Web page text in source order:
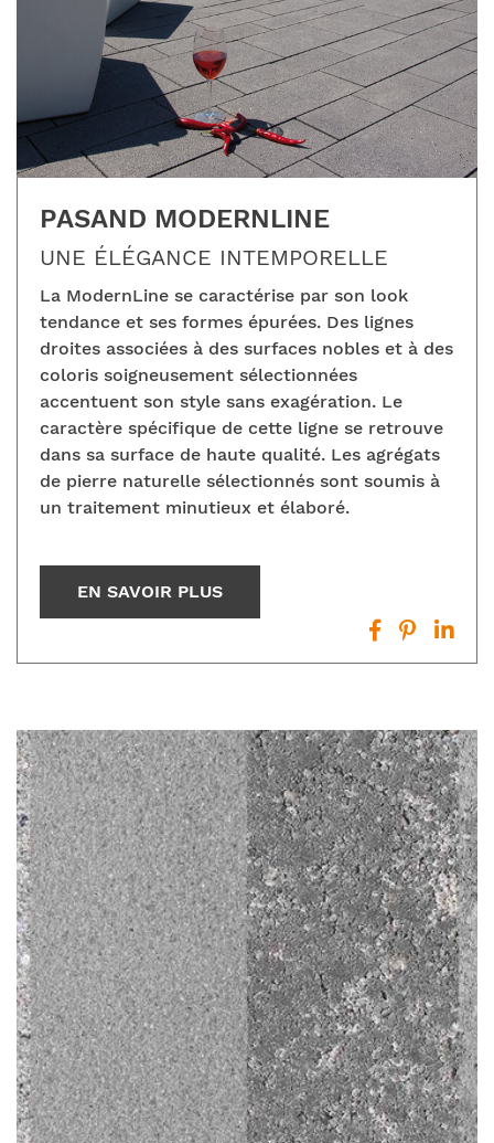
PASAND MODERNLINE
UNE ÉLÉGANCE INTEMPORELLE
La ModernLine se caractérise par son look
tendance et ses formes épurées. Des lignes
droites associées à des surfaces nobles et à des
coloris soigneusement sélectionnées
accentuent son style sans exagération. Le
caractère spécifique de cette ligne se retrouve
dans sa surface de haute qualité. Les agrégats
de pierre naturelle sélectionnés sont soumis à
un traitement minutieux et élaboré.
EN SAVOIR PLUS